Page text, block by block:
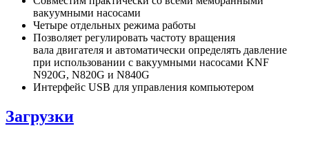
вакуумными насосами
Четыре отдельных режима работы
Позволяет регулировать частоту вращения
вала двигателя и автоматически определять давление
при использовании с вакуумными насосами KNF
N920G, N820G и N840G
Интерфейс USB для управления компьютером
Загрузки